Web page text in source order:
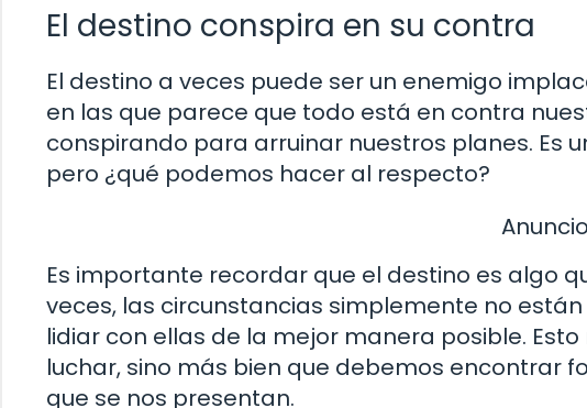
El destino conspira en su contra
El destino a veces puede ser un enemigo
en las que parece que todo está en contra
conspirando para arruinar nuestros planes. Es
pero ¿qué podemos hacer al respecto?
Es importante recordar que el destino es algo
veces, las circunstancias simplemente no
lidiar con ellas de la mejor manera posible.
luchar, sino más bien que debemos encontrar
que se nos presentan.